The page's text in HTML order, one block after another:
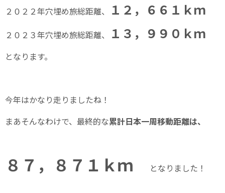
２０２２年穴埋め旅総距離、 １２，６６１ｋｍ
２０２３年穴埋め旅総距離、 １３，９９０ｋｍ
となります。
今年はかなり走りましたね！
まあそんなわけで、最終的な累計日本一周移動距離は、
８７，８７１ｋｍ となりました！